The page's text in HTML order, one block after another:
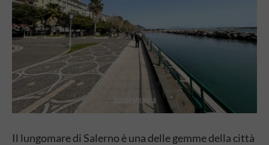
Il lungomare di Salerno è una delle gemme della città